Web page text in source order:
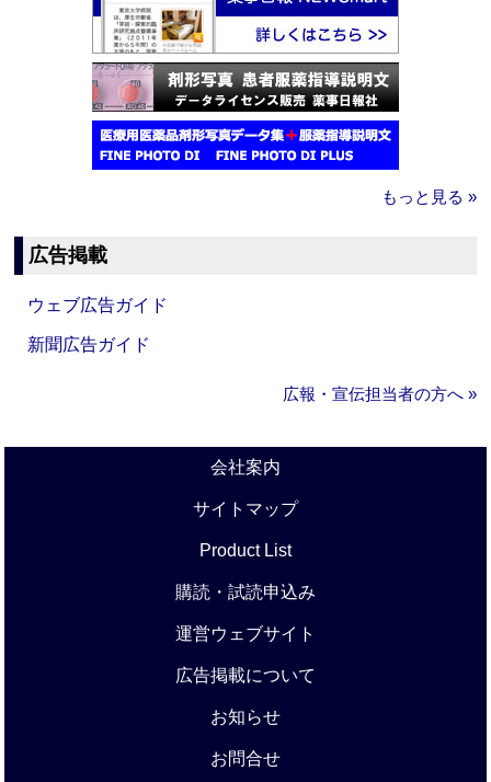
もっと見る »
広告掲載
ウェブ広告ガイド
新聞広告ガイド
広報・宣伝担当者の方へ »
会社案内
サイトマップ
Product List
購読・試読申込み
運営ウェブサイト
広告掲載について
お知らせ
お問合せ